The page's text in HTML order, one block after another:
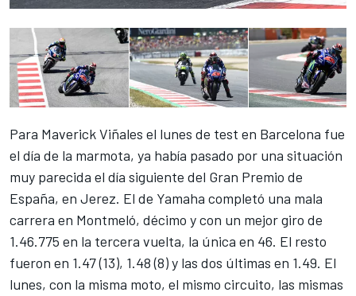
Para Maverick Viñales el lunes de test en Barcelona fue
el día de la marmota, ya había pasado por una situación
muy parecida el día siguiente del Gran Premio de
España, en Jerez. El de Yamaha completó una mala
carrera en Montmeló, décimo y con un mejor giro de
1.46.775 en la tercera vuelta, la única en 46. El resto
fueron en 1.47 (13), 1.48 (8) y las dos últimas en 1.49. El
lunes, con la misma moto, el mismo circuito, las mismas